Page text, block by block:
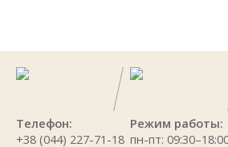
Телефон:
+38 (044) 227-71-18
Режим работы:
пн-пт: